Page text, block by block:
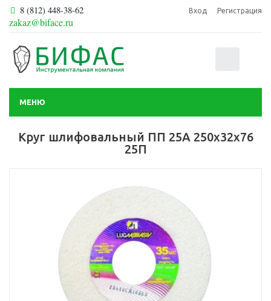
8 (812) 448-38-62
zakaz@biface.ru
Вход Регистрация
МЕНЮ
Круг шлифовальный ПП 25А 250х32х76
25П